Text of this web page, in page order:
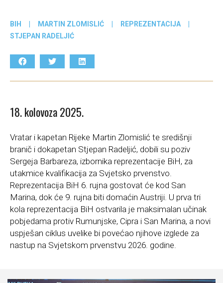
BIH | MARTIN ZLOMISLIĆ | REPREZENTACIJA
|
STJEPAN RADELJIĆ
18. kolovoza 2025.
Vratar i kapetan Rijeke Martin Zlomislić te središnji
branič i dokapetan Stjepan Radeljić, dobili su poziv
Sergeja Barbareza, izbornika reprezentacije BiH, za
utakmice kvalifikacija za Svjetsko prvenstvo.
Reprezentacija BiH 6. rujna gostovat će kod San
Marina, dok će 9. rujna biti domaćin Austriji. U prva tri
kola reprezentacija BiH ostvarila je maksimalan učinak
pobjedama protiv Rumunjske, Cipra i San Marina, a novi
uspješan ciklus uvelike bi povećao njihove izglede za
nastup na Svjetskom prvenstvu 2026. godine.